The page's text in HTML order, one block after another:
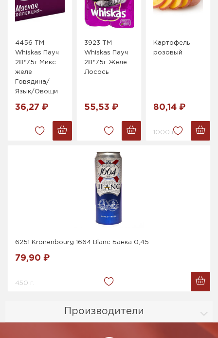
Производители
4456 ТМ
Whiskas Пауч
28*75г Микс
желе
Говядина/
Язык/Овощи
36,27 ₽
3923 ТМ
Whiskas Пауч
28*75г Желе
Лосось
55,53 ₽
Картофель
розовый
80,14 ₽
1000 г.
6251 Kronenbourg 1664 Blanc Банка 0,45
79,90 ₽
450 г.